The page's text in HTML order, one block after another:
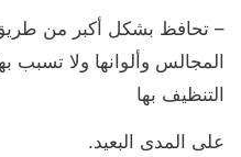
تحافظ بشكل أكبر من طريق
وألوانها ولا تسبب
بها
المدى البعيد.